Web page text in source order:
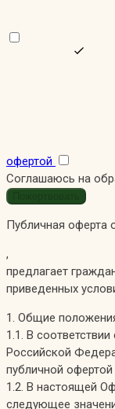
офертой
Соглашаюсь на
Публичная оферта
,
предлагает
приведенных
1. Общие
1.1. В
Российской
публичной
1.2. В настоящей
следующее